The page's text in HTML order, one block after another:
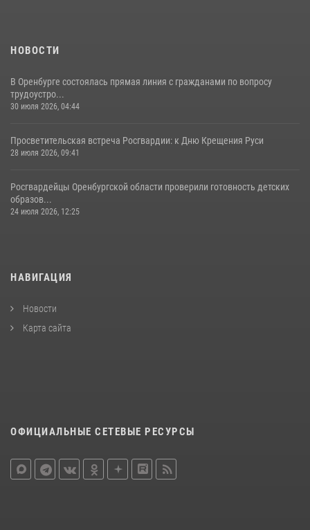
НОВОСТИ
В Оренбурге состоялась прямая линия с гражданами по вопросу
трудоустро...
30 июля 2026, 04:44
Просветительская встреча Росгвардии: к Дню Крещения Руси
28 июля 2026, 09:41
Росгвардейцы Оренбургской области проверили готовность детских
образов...
24 июля 2026, 12:25
НАВИГАЦИЯ
Новости
Карта сайта
ОФИЦИАЛЬНЫЕ СЕТЕВЫЕ РЕСУРСЫ